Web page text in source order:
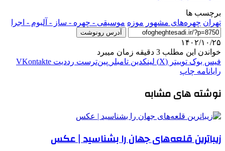
برچسب ها
تهران چهره‌های مشهور موزه موسیقی - چهره - ساز - آلبوم - اجرا
آدرس رونوشت
۱۴۰۲/۱۰/۲۵
خواندن این مطلب 3 دقیقه زمان میبرد
فیس بوک توییتر (X) لینکدین ‫تامبلر ‫پین‌ترست ‫رددیت ‫VKontakte
رایانامه چاپ
نوشته های مشابه
زیباترین قلعه‌های جهان را بشناسید | عکس